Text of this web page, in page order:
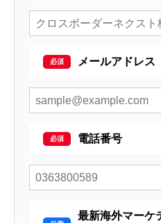
メールアドレス
電話番号
最新海外マーケ